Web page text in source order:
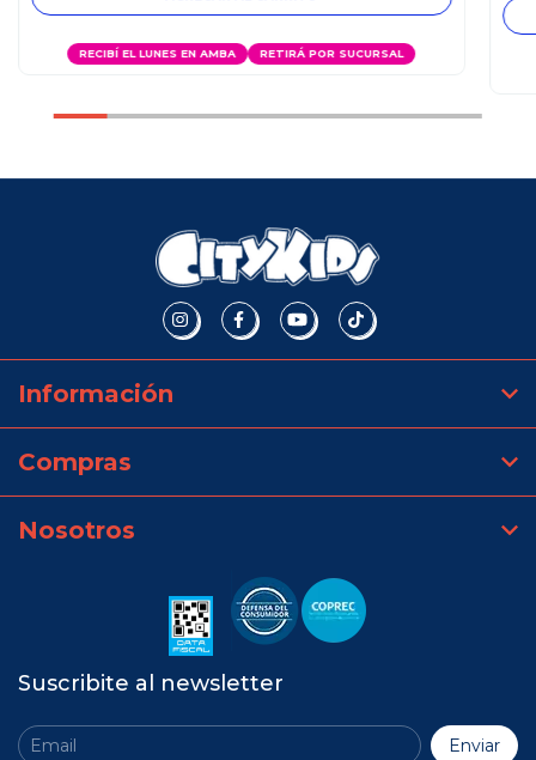
RECIBÍ EL LUNES EN AMBA RETIRÁ POR SUCURSAL
Información
Compras
Nosotros
Suscribite al newsletter